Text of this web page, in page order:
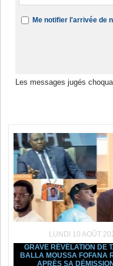
Me notifier l'arrivée de
Les messages jugés
LUNDI 10 AOÛT
GRAVE RÉVÉLATION DE
BALLA MOUSSA FOFANA
APRÈS SA